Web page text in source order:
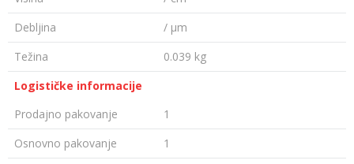
Debljina
/ µm
Težina
0.039 kg
Logističke informacije
Prodajno pakovanje
1
Osnovno pakovanje
1